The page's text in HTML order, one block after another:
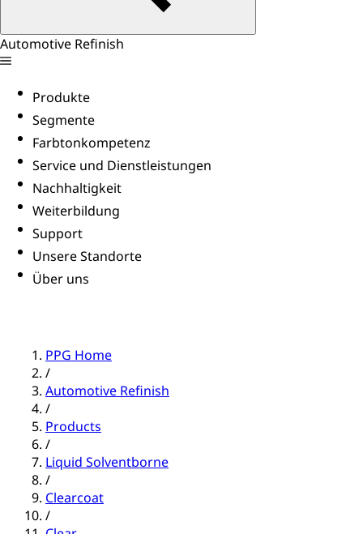
Automotive Refinish
Produkte
Segmente
Farbtonkompetenz
Service und Dienstleistungen
Nachhaltigkeit
Weiterbildung
Support
Unsere Standorte
Über uns
PPG Home
/
Automotive Refinish
/
Products
/
Liquid Solventborne
/
Clearcoat
/